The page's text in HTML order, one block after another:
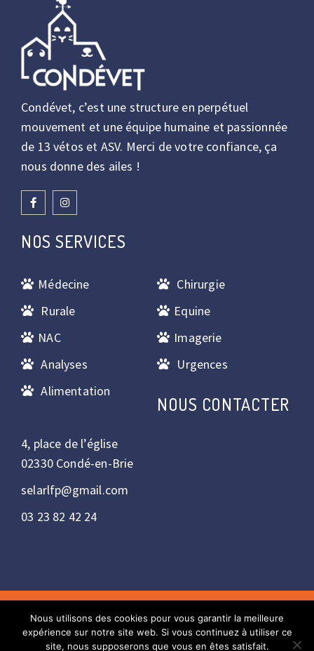
Condévet, c’est une structure en perpétuel
mouvement et une équipe humaine et passionnée
de 13 vétos et ASV. Merci de votre confiance, ça
nous donne des ailes !
NOS SERVICES
Médecine
Chirurgie
Rurale
Equine
NAC
Imagerie
Analyses
Urgences
Alimentation
NOUS CONTACTER
4, place de l’église
02330 Condé-en-Brie
selarlfp@gmail.com
03 23 82 42 24
Copyright © 2022 - Réalisation : Bulles2com. Tous droits
réservés.
Nous utilisons des cookies pour vous garantir la meilleure
expérience sur notre site web. Si vous continuez à utiliser ce
site, nous supposerons que vous en êtes satisfait.